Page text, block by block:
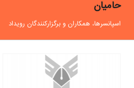
حامیان
اسپانسرها، همکاران و برگزارکنندگان رویداد